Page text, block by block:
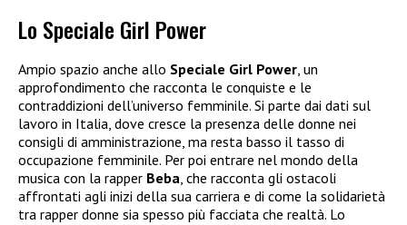
Lo Speciale Girl Power
Ampio spazio anche allo Speciale Girl Power, un
approfondimento che racconta le conquiste e le
contraddizioni dell’universo femminile. Si parte dai dati sul
lavoro in Italia, dove cresce la presenza delle donne nei
consigli di amministrazione, ma resta basso il tasso di
occupazione femminile. Per poi entrare nel mondo della
musica con la rapper Beba, che racconta gli ostacoli
affrontati agli inizi della sua carriera e di come la solidarietà
tra rapper donne sia spesso più facciata che realtà. Lo